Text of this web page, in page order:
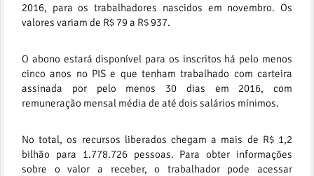
2016, para os trabalhadores nascidos em novembro. Os
valores variam de R$ 79 a R$ 937.
O abono estará disponível para os inscritos há pelo menos
cinco anos no PIS e que tenham trabalhado com carteira
assinada por pelo menos 30 dias em 2016, com
remuneração mensal média de até dois salários mínimos.
No total, os recursos liberados chegam a mais de R$ 1,2
bilhão para 1.778.726 pessoas. Para obter informações
sobre o valor a receber, o trabalhador pode acessar